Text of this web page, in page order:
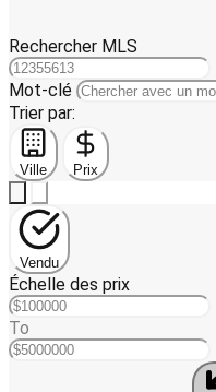
Rechercher MLS
Mot-clé
Trier par:
Ville Prix
Vendu
Échelle des prix
To